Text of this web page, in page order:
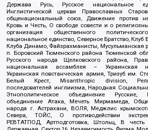
Держава Русь, Русское национальное
Инглистической церкви Православных
общенациональный союз, Движение против
Кровь и Честь, О свободе совести и о
организация общественного
национальное единство, Северное Братство, Клуб
Клуба Динамо, Файзрахманисты, Мусульманская
п. Боровский Тюменского района Тюменской
Русского народа Щелковского района,
национальная ассамблея – Украинская
Украинская повстанческая армия, Тризуб им.
Белый Крест, Misanthropic division,
последователей инглиизма, Народная
Этнополитическое объединение Русские,
объединение Атака, Мечеть Мирмамеда,
народа г. Астрахани, ВОЛЯ, Меджлис
Севера, ТОЙС, О противодействии
РЕВТАТПОД, Артподготовка, Штольц, В